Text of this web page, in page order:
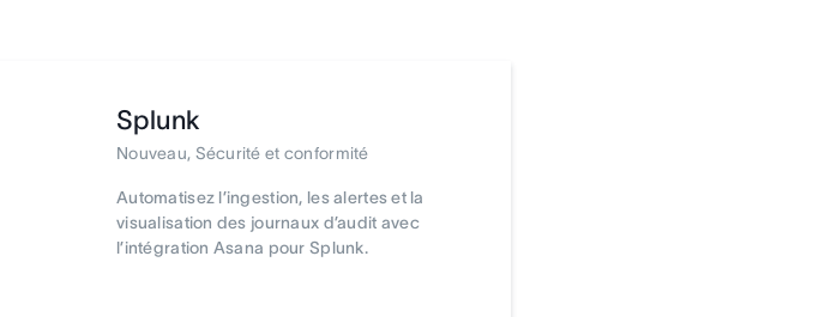
Splunk
Nouveau, Sécurité et conformité
Automatisez l’ingestion, les alertes et la
visualisation des journaux d’audit avec
l’intégration Asana pour Splunk.